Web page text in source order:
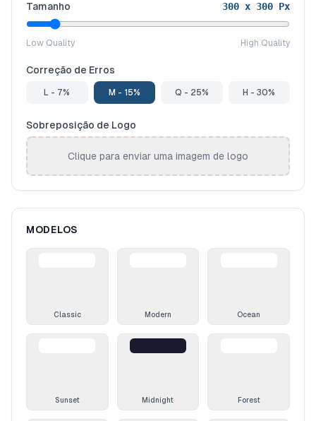
Tamanho 300 x 300 Px
Low Quality High Quality
Correção de Erros
L - 7% M - 15% Q - 25% H - 30%
Sobreposição de Logo
Clique para enviar uma imagem de logo
MODELOS
Classic Modern Ocean
Sunset Midnight Forest